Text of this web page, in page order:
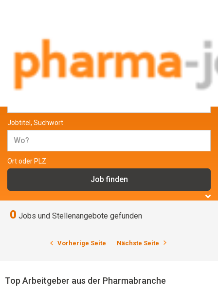
Jobs und Stellenangebote aus der
Pharmabranche
Jobtitel, Suchwort
Ort oder PLZ
0 Jobs und Stellenangebote gefunden
Vorherige Seite Nächste Seite
Top Arbeitgeber aus der Pharmabranche